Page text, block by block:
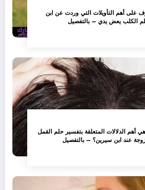
أهم التأويلات التي وردت عن ابن
الكلب يعض يدي – بالتفصيل
الدلالات المتعلقة بتفسير حلم القمل
عند ابن سيرين؟ – بالتفصيل